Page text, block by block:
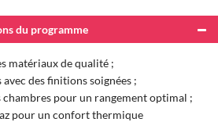
du programme
matériaux de qualité ;
avec des finitions soignées ;
chambres pour un rangement optimal ;
pour un confort thermique